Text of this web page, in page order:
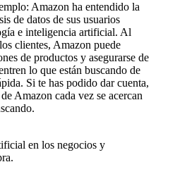
Amazon ha entendido la
de datos de sus usuarios
e inteligencia artificial. Al
clientes, Amazon puede
de productos y asegurarse de
lo que están buscando de
Si te has podido dar cuenta,
Amazon cada vez se acercan
en los negocios y